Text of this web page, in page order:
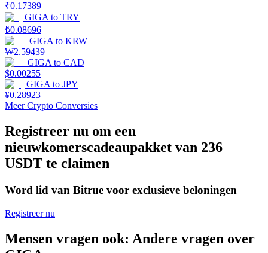
Uitzetten
Hoog rendement en directe toegang
Launchpool
Flexibel staken om populaire tokens te verdienen.
₹0.17389
GIGA to TRY
₺0.08696
GIGA to KRW
₩2.59439
GIGA to CAD
$0.00255
GIGA to JPY
¥0.28923
Meer Crypto Conversies
Registreer nu om een
nieuwkomerscadeaupakket van 236
USDT te claimen
Word lid van Bitrue voor exclusieve beloningen
Registreer nu
Mensen vragen ook: Andere vragen over